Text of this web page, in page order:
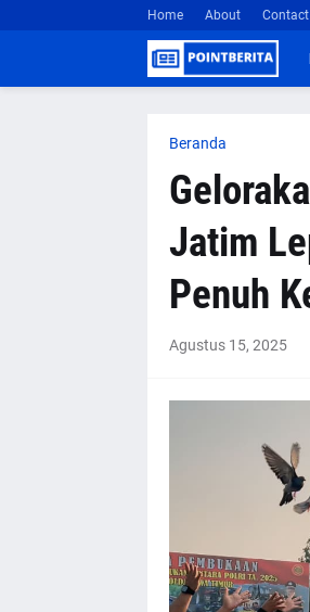
Home About Contact
Beranda
Jatim
Penuh
Agustus 15, 2025